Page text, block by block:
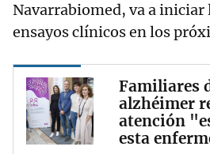
Navarrabiomed, va a
ensayos clínicos en los
Familiares
alzhéimer
atención
esta